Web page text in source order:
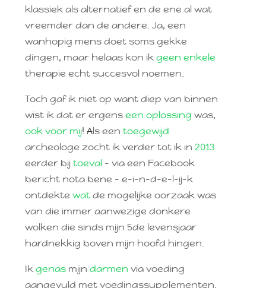
klassiek als alternatief en de ene al wat
vreemder dan de andere. Ja, een
wanhopig mens doet soms gekke
dingen, maar helaas kon ikgeen enkele
therapie echt succesvol noemen.
Toch gaf ik niet op want diep van binnen
wist ik dat er ergenseen oplossing was,
ook voor mij! Als eentoegewijd
archeologe zocht ik verder tot ik in2013
eerder bijtoeval – via een Facebook
bericht nota bene – e-i-n-d-e-l-ij-k
ontdektewatde mogelijke oorzaak was
van die immer aanwezige donkere
wolken die sinds mijn 5de levensjaar
hardnekkig boven mijn hoofd hingen.
Ikgenas mijndarmen via voeding
aangevuld met voedingssupplementen.